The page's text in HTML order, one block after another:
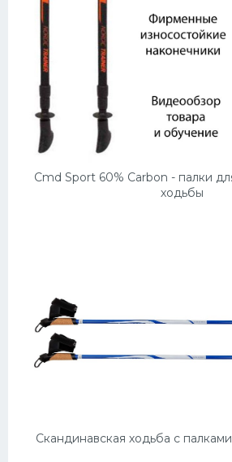
Cmd Sport 60% Carbon - палки
ходьбы
Скандинавская ходьба с